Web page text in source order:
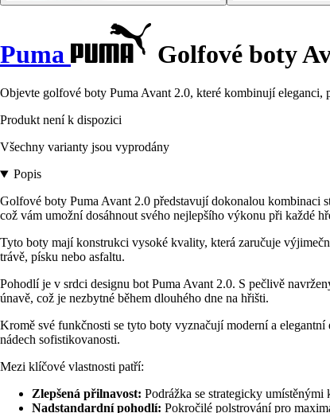
Puma Golfové boty
Objevte golfové boty Puma Avant 2.0, které kombinují
Produkt není k dispozici
Všechny varianty jsou vyprodány
Popis
Golfové boty Puma Avant 2.0 představují dokonalou
což vám umožní dosáhnout svého nejlepšího výkonu při každé
Tyto boty mají konstrukci vysoké kvality, která zaručuje
trávě, písku nebo asfaltu.
Pohodlí je v srdci designu bot Puma Avant 2.0. S pečlivě
únavě, což je nezbytné během dlouhého dne na hřišti.
Kromě své funkčnosti se tyto boty vyznačují moderní a
nádech sofistikovanosti.
Mezi klíčové vlastnosti patří:
Zlepšená přilnavost: Podrážka se strategicky
Nadstandardní pohodlí: Pokročilé polstrování pro